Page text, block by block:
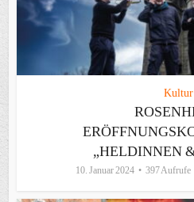
Kultur
„HELDINNEN
10. Januar 2024 397 Aufrufe